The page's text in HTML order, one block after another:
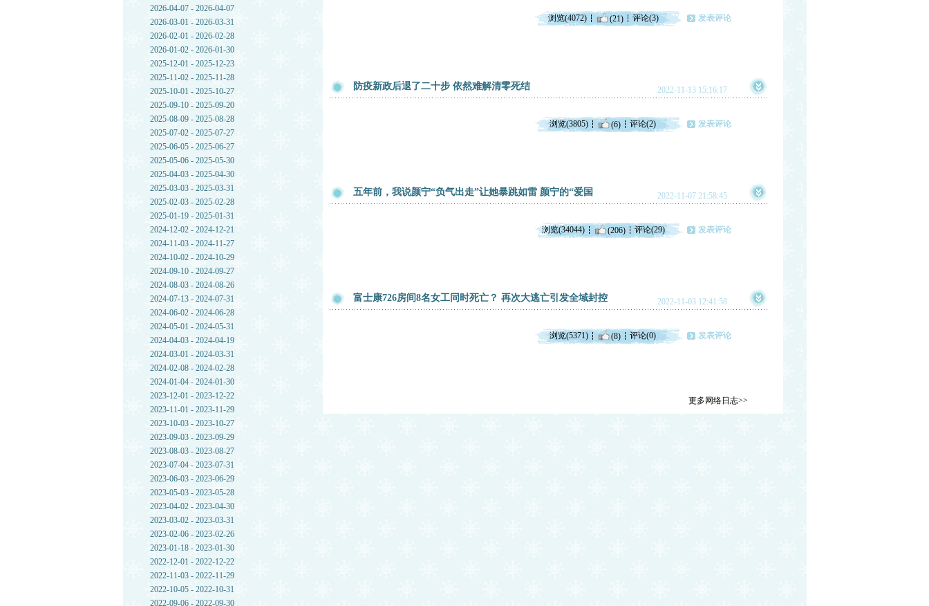
2026-04-07 - 2026-04-07
2026-03-01 - 2026-03-31
2026-02-01 - 2026-02-28
2026-01-02 - 2026-01-30
2025-12-01 - 2025-12-23
2025-11-02 - 2025-11-28
2025-10-01 - 2025-10-27
2025-09-10 - 2025-09-20
2025-08-09 - 2025-08-28
2025-07-02 - 2025-07-27
2025-06-05 - 2025-06-27
2025-05-06 - 2025-05-30
2025-04-03 - 2025-04-30
2025-03-03 - 2025-03-31
2025-02-03 - 2025-02-28
2025-01-19 - 2025-01-31
2024-12-02 - 2024-12-21
2024-11-03 - 2024-11-27
2024-10-02 - 2024-10-29
2024-09-10 - 2024-09-27
2024-08-03 - 2024-08-26
2024-07-13 - 2024-07-31
2024-06-02 - 2024-06-28
2024-05-01 - 2024-05-31
2024-04-03 - 2024-04-19
2024-03-01 - 2024-03-31
2024-02-08 - 2024-02-28
2024-01-04 - 2024-01-30
2023-12-01 - 2023-12-22
2023-11-01 - 2023-11-29
2023-10-03 - 2023-10-27
2023-09-03 - 2023-09-29
2023-08-03 - 2023-08-27
2023-07-04 - 2023-07-31
2023-06-03 - 2023-06-29
2023-05-03 - 2023-05-28
2023-04-02 - 2023-04-30
2023-03-02 - 2023-03-31
2023-02-06 - 2023-02-26
2023-01-18 - 2023-01-30
2022-12-01 - 2022-12-22
2022-11-03 - 2022-11-29
2022-10-05 - 2022-10-31
2022-09-06 - 2022-09-30
浏览(4072) (21) 评论(3) 发表评论
防疫新政后退了二十步 依然难解清零死结 2022-11-13 15:16:17
浏览(3805) (6) 评论(2) 发表评论
五年前，我说颜宁“负气出走”让她暴跳如雷 颜宁的“爱国 2022-11-07 21:58:45
浏览(34044) (206) 评论(29) 发表评论
富士康726房间8名女工同时死亡？ 再次大逃亡引发全域封控 2022-11-03 12:41:58
浏览(5371) (8) 评论(0) 发表评论
更多网络日志>>